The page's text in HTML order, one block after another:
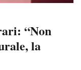
“Non
la